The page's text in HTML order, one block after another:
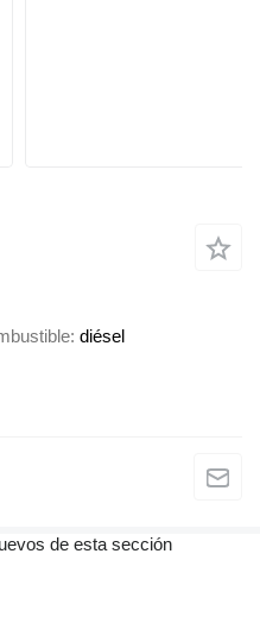
diésel
de esta sección